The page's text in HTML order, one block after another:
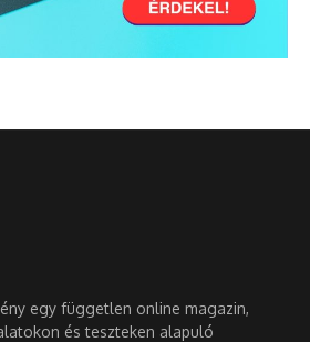
egy független online magazin,
és teszteken alapuló